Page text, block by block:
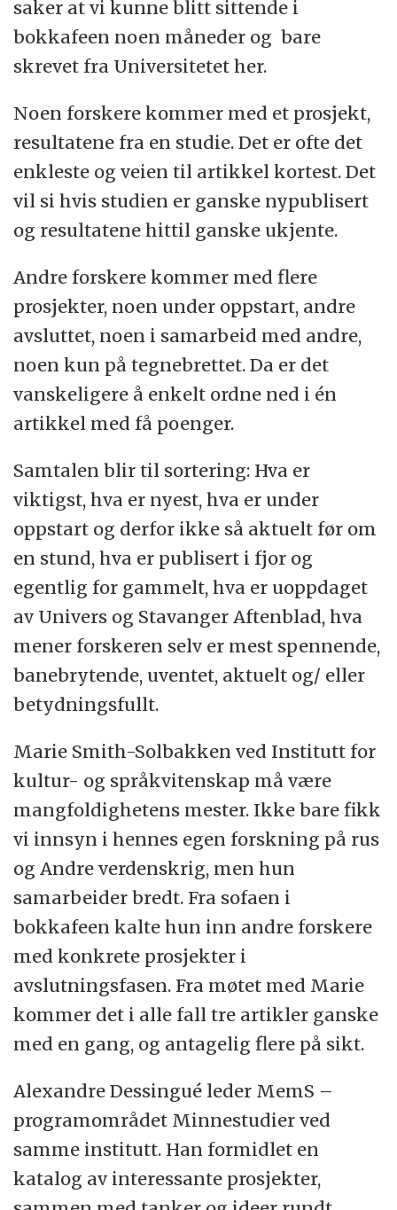
saker at vi kunne blitt sittende i
bokkafeen noen måneder og bare
skrevet fra Universitetet her.
Noen forskere kommer med et prosjekt,
resultatene fra en studie. Det er ofte det
enkleste og veien til artikkel kortest. Det
vil si hvis studien er ganske nypublisert
og resultatene hittil ganske ukjente.
Andre forskere kommer med flere
prosjekter, noen under oppstart, andre
avsluttet, noen i samarbeid med andre,
noen kun på tegnebrettet. Da er det
vanskeligere å enkelt ordne ned i én
artikkel med få poenger.
Samtalen blir til sortering: Hva er
viktigst, hva er nyest, hva er under
oppstart og derfor ikke så aktuelt før om
en stund, hva er publisert i fjor og
egentlig for gammelt, hva er uoppdaget
av Univers og Stavanger Aftenblad, hva
mener forskeren selv er mest spennende,
banebrytende, uventet, aktuelt og/ eller
betydningsfullt.
Marie Smith-Solbakken ved Institutt for
kultur- og språkvitenskap må være
mangfoldighetens mester. Ikke bare fikk
vi innsyn i hennes egen forskning på rus
og Andre verdenskrig, men hun
samarbeider bredt. Fra sofaen i
bokkafeen kalte hun inn andre forskere
med konkrete prosjekter i
avslutningsfasen. Fra møtet med Marie
kommer det i alle fall tre artikler ganske
med en gang, og antagelig flere på sikt.
Alexandre Dessingué leder MemS –
programområdet Minnestudier ved
samme institutt. Han formidlet en
katalog av interessante prosjekter,